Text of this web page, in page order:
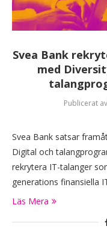
Svea Bank
med
Publicerat av
Svea Bank satsar
Digital och
rekrytera IT-talanger
generations finansiella
Läs Mera